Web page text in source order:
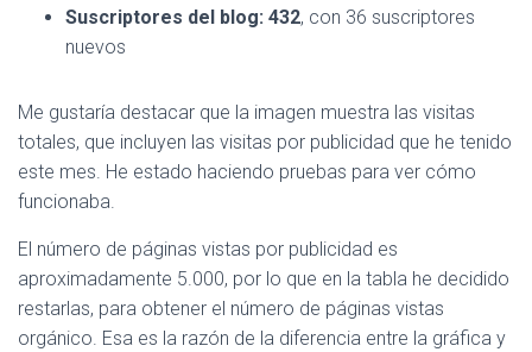
Suscriptores del blog: 432, con 36 suscriptores
nuevos
Me gustaría destacar que la imagen muestra las visitas
totales, que incluyen las visitas por publicidad que he tenido
este mes. He estado haciendo pruebas para ver cómo
funcionaba.
El número de páginas vistas por publicidad es
aproximadamente 5.000, por lo que en la tabla he decidido
restarlas, para obtener el número de páginas vistas
orgánico. Esa es la razón de la diferencia entre la gráfica y